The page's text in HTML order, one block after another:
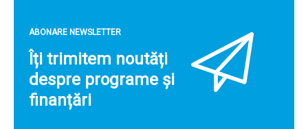
ABONARE NEWSLETTER
Îți trimitem noutăți
despre programe și
finanțări